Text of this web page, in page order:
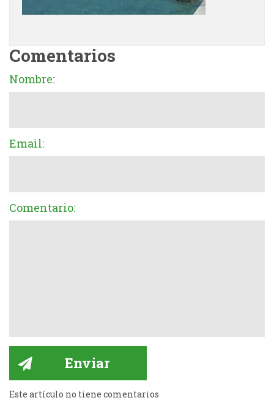
Comentarios
Nombre:
Email:
Comentario:
Este artículo no tiene comentarios